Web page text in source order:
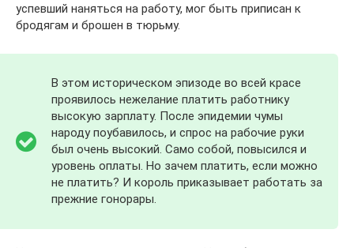
успевший наняться на работу, мог быть приписан к
бродягам и брошен в тюрьму.
В этом историческом эпизоде во всей красе
проявилось нежелание платить работнику
высокую зарплату. После эпидемии чумы
народу поубавилось, и спрос на рабочие руки
был очень высокий. Само собой, повысился и
уровень оплаты. Но зачем платить, если можно
не платить? И король приказывает работать за
прежние гонорары.